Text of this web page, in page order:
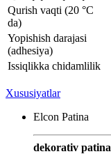
Qurish vaqti (20 °C
da)
Yopishish darajasi
(adhesiya)
Issiqlikka chidamlilik
Xususiyatlar
Elcon Patina
dekorativ patina